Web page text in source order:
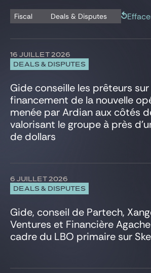
Contact
Conformité et Investigations internes
Contentieux civil et commercial
Défense, aéronautique et spatial
Distribution et consommation
Données personnelles
Droit boursier
Droit pénal des affaires
Droit public
Energie et Ressources naturelles
Environnement
Executives & Management Packages
Financements structurés
Fintech, Blockchain et Web3
Fonds d’investissement
HealthTech et Life Sciences
Immobilier
Investissements étrangers, FSR et
New York
Paris
Varsovie
Fiscal Deals & Disputes
DEALS & DISPUTES
16 JUILLET 2026
Gide conseille les prêteurs sur
financement de la nouvelle
menée par Ardian aux côtés
valorisant le groupe à près
de dollars
DEALS & DISPUTES
6 JUILLET 2026
Gide, conseil de Partech,
Ventures et Financière
cadre du LBO primaire sur